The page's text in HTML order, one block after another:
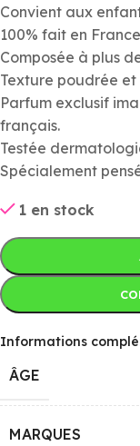
Convient aux
100% fait en
Composée à plus
Texture poudrée
Parfum exclusif
français.
Testée
Spécialement
1 en stock
Informations
ÂGE
MARQUES